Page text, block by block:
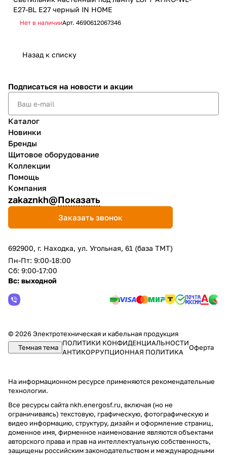
E27-BL Е27 черный IN HOME
Нет в наличииАрт. 4690612067346
Назад к списку
Подписаться на новости и акции
Каталог
Новинки
Бренды
Щитовое оборудование
Коллекции
Помощь
Компания
zakaznkh@Показать
Заказать звонок
692900, г. Находка, ул. Угольная, 61 (база ТМТ)
Пн-Пт: 9:00-18:00
Сб: 9:00-17:00
Вс: выходной
© 2026 Электротехническая и кабельная продукция
Темная тема
ПОЛИТИКИ КОНФИДЕНЦИАЛЬНОСТИ
АНТИКОРРУПЦИОННАЯ ПОЛИТИКА
Оферта
На информационном ресурсе применяются рекомендательные
технологии.
Все ресурсы сайта nkh.energosf.ru, включая (но не
ограничиваясь) текстовую, графическую, фотографическую и
видео информацию, структуру, дизайн и оформление страниц,
доменное имя, фирменное наименование являются объектами
авторского права и прав на интеллектуальную собственность,
защищены российским законодательством и международными